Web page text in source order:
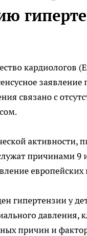
кардиологов
связано с
активности,
причинами 9
гипертензии у
давления,
причин и